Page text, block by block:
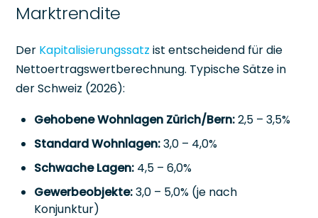
Marktrendite
Der Kapitalisierungssatz ist entscheidend für die
Nettoertragswertberechnung. Typische Sätze in
der Schweiz (2026):
Gehobene Wohnlagen Zürich/Bern:2,5 – 3,5%
Standard Wohnlagen:3,0 – 4,0%
Schwache Lagen: 4,5 – 6,0%
Gewerbeobjekte:3,0 – 5,0% (je nach
Konjunktur)